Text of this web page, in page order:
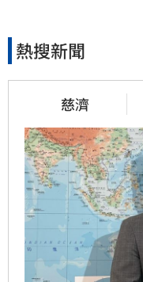
熱搜新聞
慈濟